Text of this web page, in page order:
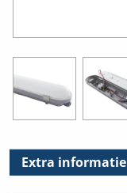
Extra informatie